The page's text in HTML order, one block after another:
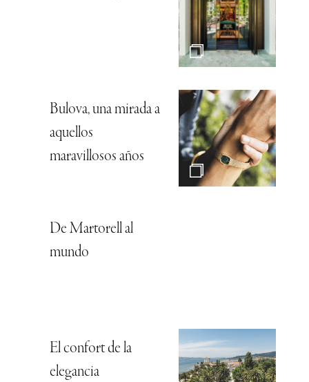
Bulova, una mirada a
aquellos
maravillosos años
De Martorell al
mundo
El confort de la
elegancia